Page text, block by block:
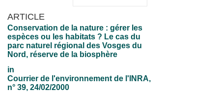
ARTICLE
Conservation de la nature : gérer les
espèces ou les habitats ? Le cas du
parc naturel régional des Vosges du
Nord, réserve de la biosphère
in
Courrier de l'environnement de l'INRA,
n° 39, 24/02/2000